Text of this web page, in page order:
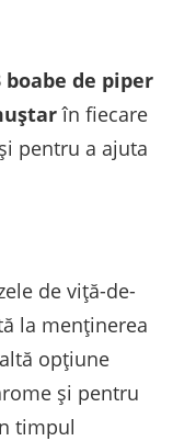
boabe de piper
în fiecare
pentru a ajuta
de viță-de-
la menținerea
opțiune
și pentru
timpul